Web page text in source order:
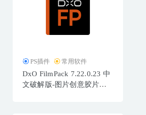
PS插件 常用软件
DxO FilmPack 7.22.0.23 中
文破解版-图片创意胶片模